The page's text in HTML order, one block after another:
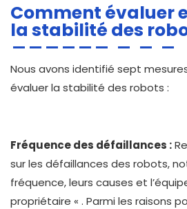
Comment évaluer
la stabilité des
Nous avons identifié sept
évaluer la stabilité des robots :
Fréquence des défaillances :
sur les défaillances des robots,
fréquence, leurs causes et
propriétaire « . Parmi les raisons